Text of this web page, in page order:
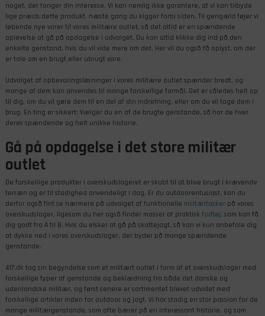
noget, der fanger din interesse. Vi kan nemlig ikke garantere, at vi kan tilbyde
lige præcis dette produkt, næste gang du kigger forbi siden. Til gengæld føjer vi
løbende nye varer til vores militære outlet, så det altid er en spændende
oplevelse at gå på opdagelse i udvalget. Du kan altid klikke dig ind på den
enkelte genstand, hvis du vil vide mere om det. Her vil du også få oplyst, om der
er tale om en brugt eller ubrugt vare.
Udvalget af opbevaringsløsninger i vores militære outlet spænder bredt, og
mange af dem kan anvendes til mange forskellige formål. Det er således helt op
til dig, om du vil gøre dem til en del af din indretning, eller om du vil tage dem i
brug. En ting er sikkert: Vælger du en af de brugte genstande, så har de hver
deres spændende og helt unikke historie.
Gå på opdagelse i det store militær
outlet
De forskellige produkter i overskudslageret er skabt til at blive brugt i krævende
terræn og er til stadighed anvendeligt i dag. Er du outdoorentusiast, kan du
derfor også fint se nærmere på udvalget af funktionelle militærtasker på vores
overskudslager, ligesom du her også finder masser af praktisk fodtøj, som kan få
dig godt fra A til B. Hvis du elsker at gå på skattejagt, så kan vi kun anbefale dig
at dykke ned i vores overskudslager, der byder på mange spændende
genstande.
417.dk tog sin begyndelse som et militært outlet i form af et overskudslager med
forskellige typer af genstande og beklædning fra både det danske og
udenlandske militær, og først senere er sortimentet blevet udvidet med
forskellige artikler inden for outdoor og jagt. Vi har stadig en stor passion for de
mange militærgenstande, som ofte bærer på en interessant historie, og som